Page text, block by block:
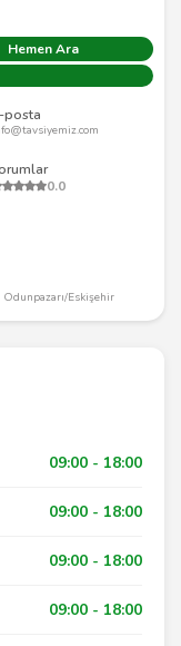
Hemen Ara
posta
0.0
Eskişehir
09:00 - 18:00
09:00 - 18:00
09:00 - 18:00
09:00 - 18:00